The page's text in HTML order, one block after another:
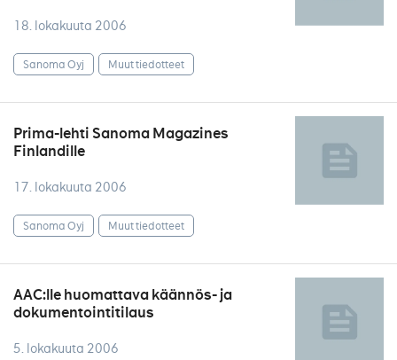
18. lokakuuta 2006
Sanoma Oyj Muut tiedotteet
Prima-lehti Sanoma Magazines
Finlandille
17. lokakuuta 2006
Sanoma Oyj Muut tiedotteet
AAC:lle huomattava käännös- ja
dokumentointitilaus
5. lokakuuta 2006